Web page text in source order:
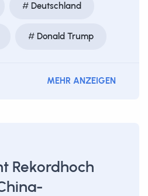
Deutschland
Donald Trump
MEHR ANZEIGEN
Rekordhoch